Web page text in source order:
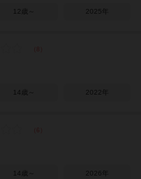
12歳～ 2025年
14歳～ 2022年
14歳～ 2026年